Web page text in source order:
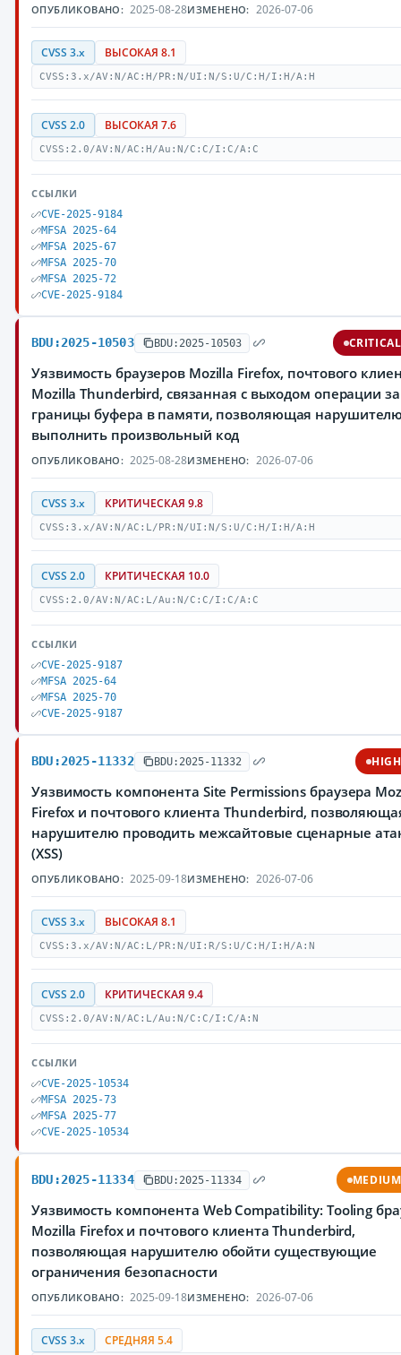
ОПУБЛИКОВАНО: 2025-08-28ИЗМЕНЕНО: 2026-07-06
CVSS 3.x ВЫСОКАЯ 8.1
CVSS:3.x/AV:N/AC:H/PR:N/UI:N/S:U/C:H/I:H/A:H
CVSS 2.0 ВЫСОКАЯ 7.6
CVSS:2.0/AV:N/AC:H/Au:N/C:C/I:C/A:C
ССЫЛКИ
CVE-2025-9184
MFSA 2025-64
MFSA 2025-67
MFSA 2025-70
MFSA 2025-72
CVE-2025-9184
BDU:2025-10503 BDU:2025-10503 CRITICAL
Уязвимость браузеров Mozilla Firefox, почтового
Mozilla Thunderbird, связанная с выходом операции за
границы буфера в памяти, позволяющая
выполнить произвольный код
ОПУБЛИКОВАНО: 2025-08-28ИЗМЕНЕНО: 2026-07-06
CVSS 3.x КРИТИЧЕСКАЯ 9.8
CVSS:3.x/AV:N/AC:L/PR:N/UI:N/S:U/C:H/I:H/A:H
CVSS 2.0 КРИТИЧЕСКАЯ 10.0
CVSS:2.0/AV:N/AC:L/Au:N/C:C/I:C/A:C
ССЫЛКИ
CVE-2025-9187
MFSA 2025-64
MFSA 2025-70
CVE-2025-9187
BDU:2025-11332 BDU:2025-11332 HIGH
Уязвимость компонента Site Permissions браузера
Firefox и почтового клиента Thunderbird,
нарушителю проводить межсайтовые сценарные
(XSS)
ОПУБЛИКОВАНО: 2025-09-18ИЗМЕНЕНО: 2026-07-06
CVSS 3.x ВЫСОКАЯ 8.1
CVSS:3.x/AV:N/AC:L/PR:N/UI:R/S:U/C:H/I:H/A:N
CVSS 2.0 КРИТИЧЕСКАЯ 9.4
CVSS:2.0/AV:N/AC:L/Au:N/C:C/I:C/A:N
ССЫЛКИ
CVE-2025-10534
MFSA 2025-73
MFSA 2025-77
CVE-2025-10534
BDU:2025-11334 BDU:2025-11334 MEDIUM
Уязвимость компонента Web Compatibility: Tooling
Mozilla Firefox и почтового клиента Thunderbird,
позволяющая нарушителю обойти существующие
ограничения безопасности
ОПУБЛИКОВАНО: 2025-09-18ИЗМЕНЕНО: 2026-07-06
CVSS 3.x СРЕДНЯЯ 5.4